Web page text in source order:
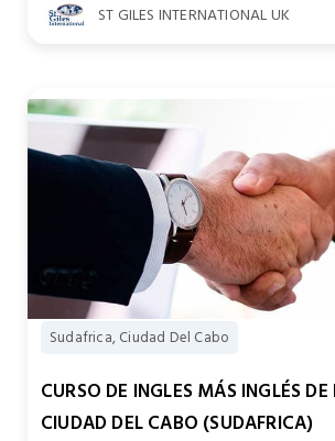
ST GILES INTERNATIONAL UK
Sudafrica, Ciudad Del Cabo
CURSO DE INGLES MÁS INGLÉS
CIUDAD DEL CABO (SUDAFRICA)